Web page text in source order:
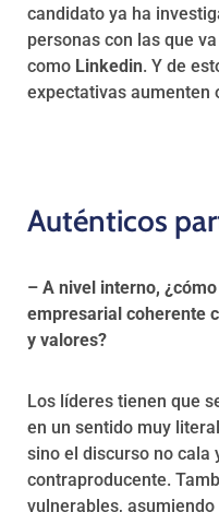
candidato ya ha
personas con las que
como Linkedin. Y de
expectativas aumenten
Auténticos
– A nivel interno,
empresarial coherente
y valores?
Los líderes tienen que
en un sentido muy
sino el discurso no cala
contraproducente.
vulnerables,